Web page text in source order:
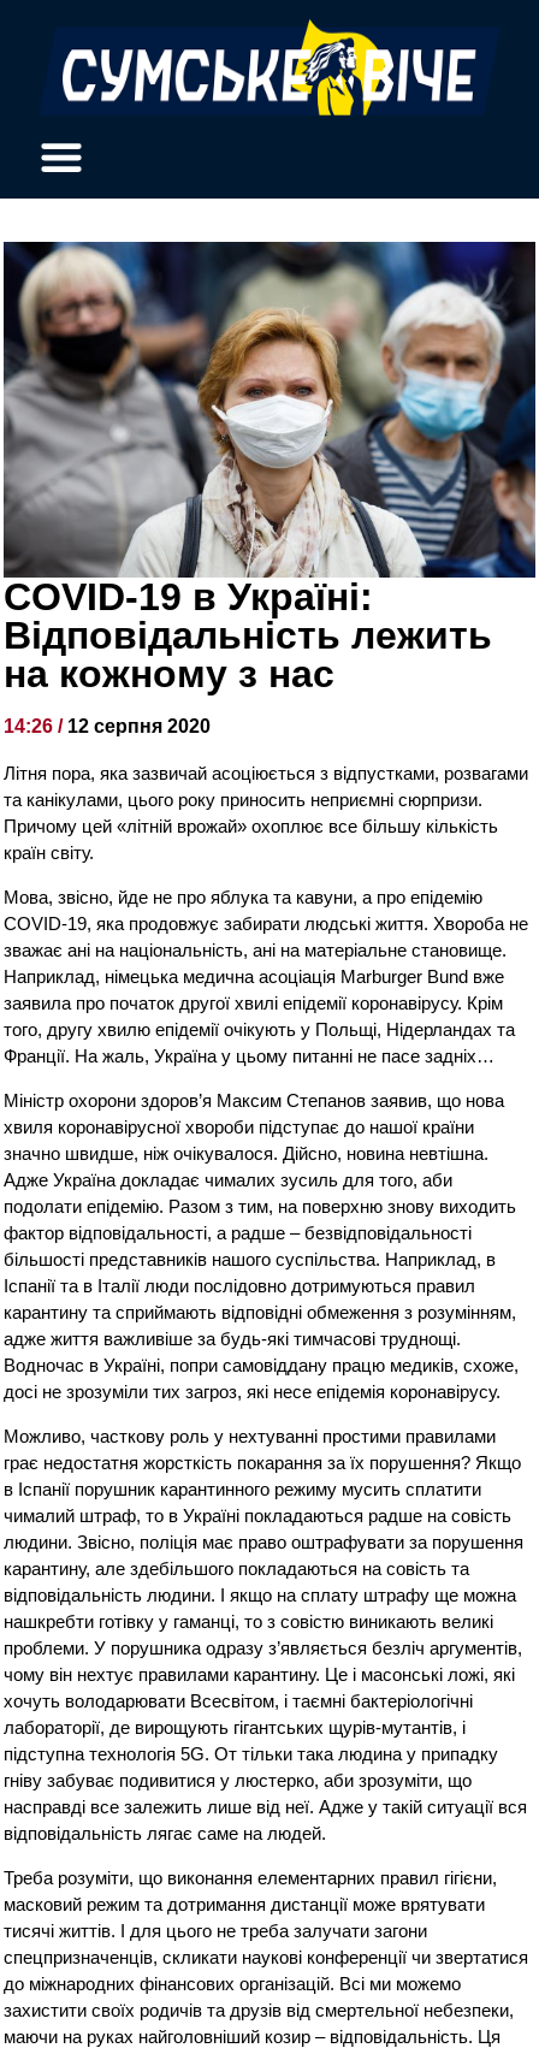
COVID-19 в Україні:
Відповідальність лежить
на кожному з нас
14:26 / 12 серпня 2020
Літня пора, яка зазвичай асоціюється з відпустками, розвагами
та канікулами, цього року приносить неприємні сюрпризи.
Причому цей «літній врожай» охоплює все більшу кількість
країн світу.
Мова, звісно, йде не про яблука та кавуни, а про епідемію
COVID-19, яка продовжує забирати людські життя. Хвороба не
зважає ані на національність, ані на матеріальне становище.
Наприклад, німецька медична асоціація Marburger Bund вже
заявила про початок другої хвилі епідемії коронавірусу. Крім
того, другу хвилю епідемії очікують у Польщі, Нідерландах та
Франції. На жаль, Україна у цьому питанні не пасе задніх…
Міністр охорони здоров’я Максим Степанов заявив, що нова
хвиля коронавірусної хвороби підступає до нашої країни
значно швидше, ніж очікувалося. Дійсно, новина невтішна.
Адже Україна докладає чималих зусиль для того, аби
подолати епідемію. Разом з тим, на поверхню знову виходить
фактор відповідальності, а радше – безвідповідальності
більшості представників нашого суспільства. Наприклад, в
Іспанії та в Італії люди послідовно дотримуються правил
карантину та сприймають відповідні обмеження з розумінням,
адже життя важливіше за будь-які тимчасові труднощі.
Водночас в Україні, попри самовіддану працю медиків, схоже,
досі не зрозуміли тих загроз, які несе епідемія коронавірусу.
Можливо, часткову роль у нехтуванні простими правилами
грає недостатня жорсткість покарання за їх порушення? Якщо
в Іспанії порушник карантинного режиму мусить сплатити
чималий штраф, то в Україні покладаються радше на совість
людини. Звісно, поліція має право оштрафувати за порушення
карантину, але здебільшого покладаються на совість та
відповідальність людини. І якщо на сплату штрафу ще можна
нашкребти готівку у гаманці, то з совістю виникають великі
проблеми. У порушника одразу з’являється безліч аргументів,
чому він нехтує правилами карантину. Це і масонські ложі, які
хочуть володарювати Всесвітом, і таємні бактеріологічні
лабораторії, де вирощують гігантських щурів-мутантів, і
підступна технологія 5G. От тільки така людина у припадку
гніву забуває подивитися у люстерко, аби зрозуміти, що
насправді все залежить лише від неї. Адже у такій ситуації вся
відповідальність лягає саме на людей.
Треба розуміти, що виконання елементарних правил гігієни,
масковий режим та дотримання дистанції може врятувати
тисячі життів. І для цього не треба залучати загони
спецпризначенців, скликати наукові конференції чи звертатися
до міжнародних фінансових організацій. Всі ми можемо
захистити своїх родичів та друзів від смертельної небезпеки,
маючи на руках найголовніший козир – відповідальність. Ця